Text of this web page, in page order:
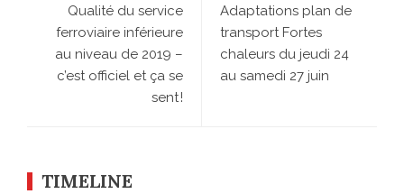
Qualité du service
ferroviaire inférieure
au niveau de 2019 –
c’est officiel et ça se
sent !
Adaptations plan de
transport Fortes
chaleurs du jeudi 24
au samedi 27 juin
TIMELINE